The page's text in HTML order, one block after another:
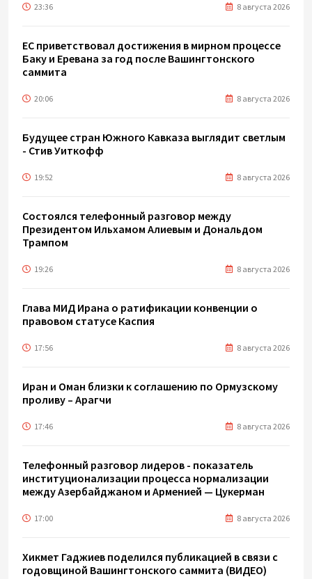
23:36 8 августа 2026
ЕС приветствовал достижения в мирном процессе
Баку и Еревана за год после Вашингтонского
саммита
20:06 8 августа 2026
Будущее стран Южного Кавказа выглядит светлым
- Стив Уиткофф
19:52 8 августа 2026
Состоялся телефонный разговор между
Президентом Ильхамом Алиевым и Дональдом
Трампом
19:26 8 августа 2026
Глава МИД Ирана о ратификации конвенции о
правовом статусе Каспия
17:56 8 августа 2026
Иран и Оман близки к соглашению по Ормузскому
проливу – Арагчи
17:46 8 августа 2026
Телефонный разговор лидеров - показатель
институционализации процесса нормализации
между Азербайджаном и Арменией — Цукерман
17:00 8 августа 2026
Хикмет Гаджиев поделился публикацией в связи с
годовщиной Вашингтонского саммита (ВИДЕО)